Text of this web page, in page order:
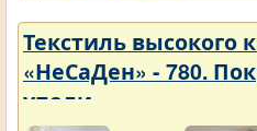
Текстиль высокого
«НеСаДен» - 780.
упали